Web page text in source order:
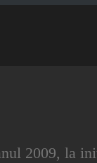
2009, la